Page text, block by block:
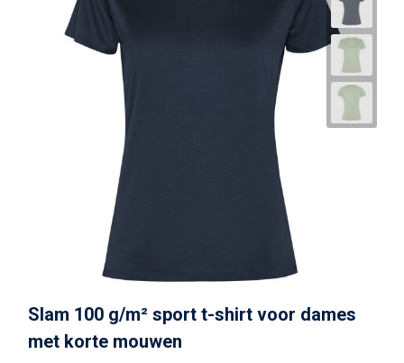
Slam 100 g/m² sport t-shirt voor dames
met korte mouwen